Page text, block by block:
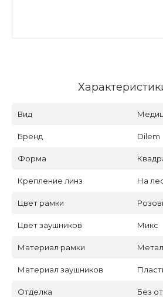
Вид
Бренд Dilem
Форма
Крепление линз На
Цвет рамки
Цвет заушников Микс
Материал рамки
Материал заушников
Отделка Без